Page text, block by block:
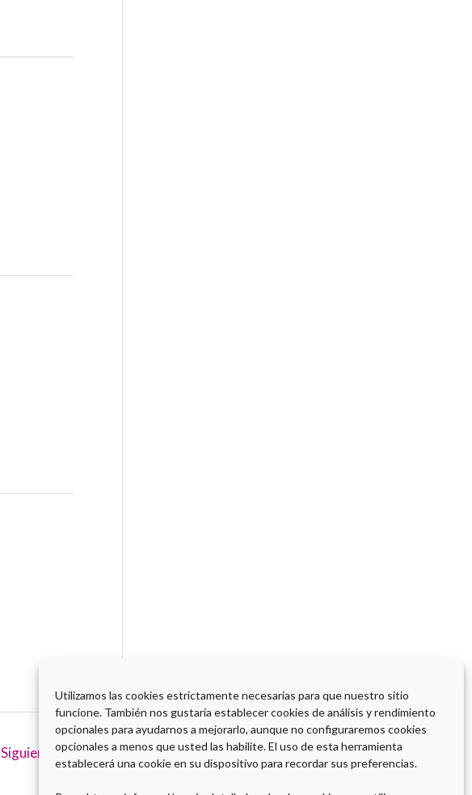
Utilizamos las cookies estrictamente necesarias para que nuestro sitio
funcione. También nos gustaría establecer cookies de análisis y rendimiento
opcionales para ayudarnos a mejorarlo, aunque no configuraremos cookies
opcionales a menos que usted las habilite. El uso de esta herramienta
establecerá una cookie en su dispositivo para recordar sus preferencias.
Siguiente→